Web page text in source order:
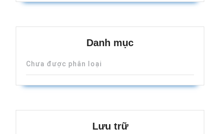
Danh mục
Chưa được phân loại
Lưu trữ